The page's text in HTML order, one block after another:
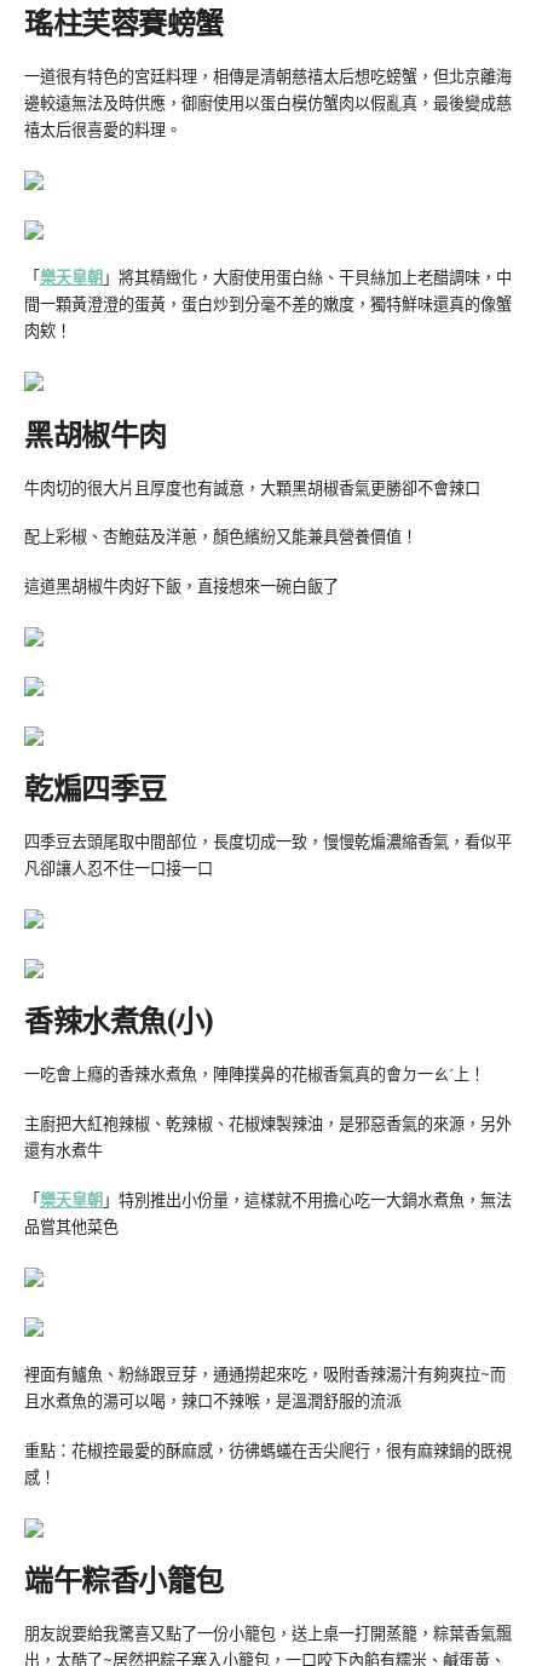
瑤柱芙蓉賽螃蟹
一道很有特色的宮廷料理，相傳是清朝慈禧太后想吃螃蟹，但北京離海
邊較遠無法及時供應，御廚使用以蛋白模仿蟹肉以假亂真，最後變成慈
禧太后很喜愛的料理。
「樂天皇朝」將其精緻化，大廚使用蛋白絲、干貝絲加上老醋調味，中
間一顆黃澄澄的蛋黃，蛋白炒到分毫不差的嫩度，獨特鮮味還真的像蟹
肉欸！
黑胡椒牛肉
牛肉切的很大片且厚度也有誠意，大顆黑胡椒香氣更勝卻不會辣口
配上彩椒、杏鮑菇及洋蔥，顏色繽紛又能兼具營養價值！
這道黑胡椒牛肉好下飯，直接想來一碗白飯了
乾煸四季豆
四季豆去頭尾取中間部位，長度切成一致，慢慢乾煸濃縮香氣，看似平
凡卻讓人忍不住一口接一口
香辣水煮魚(小)
一吃會上癮的香辣水煮魚，陣陣撲鼻的花椒香氣真的會ㄉ一ㄠˊ上！
主廚把大紅袍辣椒、乾辣椒、花椒煉製辣油，是邪惡香氣的來源，另外
還有水煮牛
「樂天皇朝」特別推出小份量，這樣就不用擔心吃一大鍋水煮魚，無法
品嘗其他菜色
裡面有鱸魚、粉絲跟豆芽，通通撈起來吃，吸附香辣湯汁有夠爽拉~而
且水煮魚的湯可以喝，辣口不辣喉，是溫潤舒服的流派
重點：花椒控最愛的酥麻感，彷彿螞蟻在舌尖爬行，很有麻辣鍋的既視
感！
端午粽香小籠包
朋友說要給我驚喜又點了一份小籠包，送上桌一打開蒸籠，粽葉香氣飄
出，太酷了~居然把粽子塞入小籠包，一口咬下內餡有糯米、鹹蛋黃、